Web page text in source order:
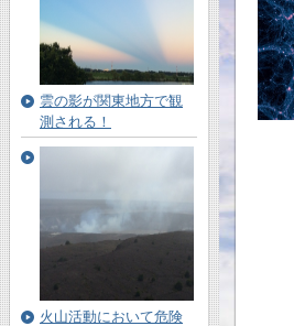
雲の影が関東地方で観
測される！
火山活動において危険